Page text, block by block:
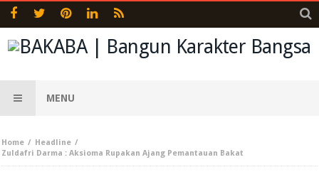
MENU
Home
Headline
Zuldafri Darma : Aksioma Rupakan Ajang Pemantauan Bakat